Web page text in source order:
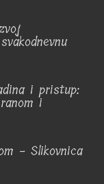
i pristup:
i
- Slikovnica